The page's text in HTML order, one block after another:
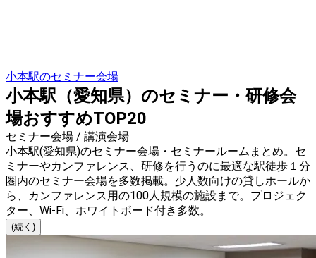
小本駅のセミナー会場
小本駅（愛知県）のセミナー・研修会
場おすすめTOP20
セミナー会場 / 講演会場
小本駅(愛知県)のセミナー会場・セミナールームまとめ。セ
ミナーやカンファレンス、研修を行うのに最適な駅徒歩１分
圏内のセミナー会場を多数掲載。少人数向けの貸しホールか
ら、カンファレンス用の100人規模の施設まで。プロジェク
ター、Wi-Fi、ホワイトボード付き多数。
(続く)